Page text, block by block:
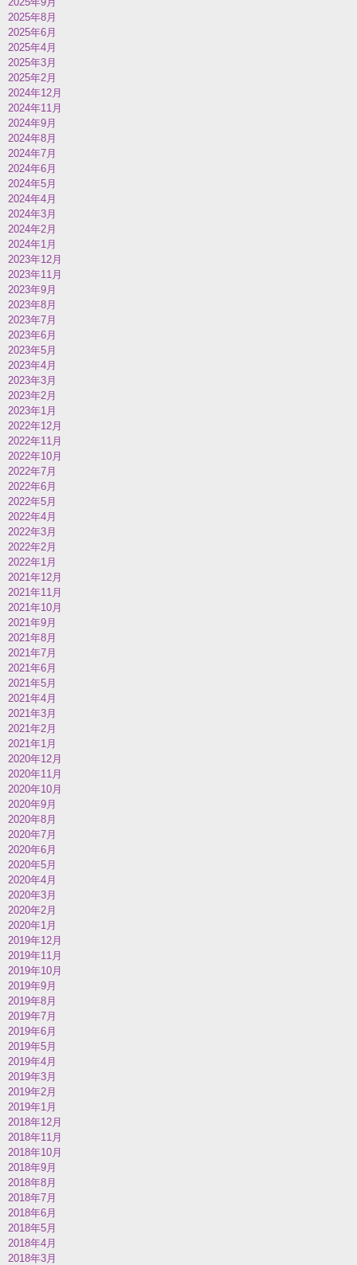
2025年8月
2025年6月
2025年4月
2025年3月
2025年2月
2024年12月
2024年11月
2024年9月
2024年8月
2024年7月
2024年6月
2024年5月
2024年4月
2024年3月
2024年2月
2024年1月
2023年12月
2023年11月
2023年9月
2023年8月
2023年7月
2023年6月
2023年5月
2023年4月
2023年3月
2023年2月
2023年1月
2022年12月
2022年11月
2022年10月
2022年7月
2022年6月
2022年5月
2022年4月
2022年3月
2022年2月
2022年1月
2021年12月
2021年11月
2021年10月
2021年9月
2021年8月
2021年7月
2021年6月
2021年5月
2021年4月
2021年3月
2021年2月
2021年1月
2020年12月
2020年11月
2020年10月
2020年9月
2020年8月
2020年7月
2020年6月
2020年5月
2020年4月
2020年3月
2020年2月
2020年1月
2019年12月
2019年11月
2019年10月
2019年9月
2019年8月
2019年7月
2019年6月
2019年5月
2019年4月
2019年3月
2019年2月
2019年1月
2018年12月
2018年11月
2018年10月
2018年9月
2018年8月
2018年7月
2018年6月
2018年5月
2018年4月
2018年3月